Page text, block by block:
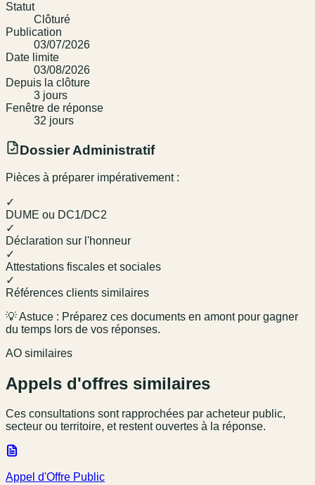
Statut
Clôturé
Publication
03/07/2026
Date limite
03/08/2026
Depuis la clôture
3 jours
Fenêtre de réponse
32 jours
Dossier Administratif
Pièces à préparer impérativement :
✓
DUME ou DC1/DC2
✓
Déclaration sur l'honneur
✓
Attestations fiscales et sociales
✓
Références clients similaires
💡 Astuce : Préparez ces documents en amont pour gagner
du temps lors de vos réponses.
AO similaires
Appels d'offres similaires
Ces consultations sont rapprochées par acheteur public,
secteur ou territoire, et restent ouvertes à la réponse.
Appel d'Offre Public